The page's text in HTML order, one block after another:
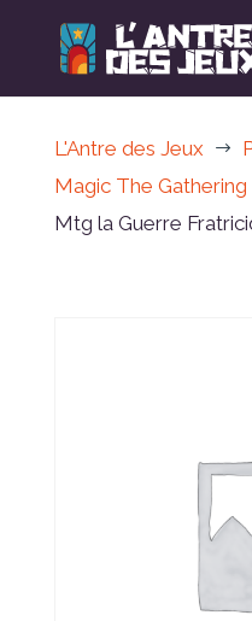
L'Antre des Jeux $
Magic The Gathering
Mtg la Guerre